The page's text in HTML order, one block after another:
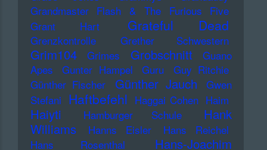
Grandmaster Flash & The Furious Five
Grant Hart
Grateful Dead
Grenzkontrolle Grether Schwestern
Grim104 Grimes Grobschnitt
Guano
Apes
Gunter Hampel Guru
Guy Ritchie
Günther Fischer
Günther Jauch
Gwen
Stefani Haftbefehl Haggai Cohen Haim
Haiyti Hamburger Schule
Hank
Williams
Hanns Eisler
Hans Reichel
Hans Rosenthal
Hans-Joachim